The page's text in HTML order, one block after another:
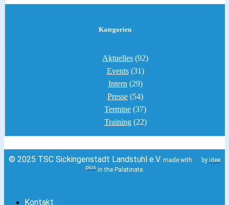
Kategorien
Aktuelles (92)
Events(31)
Intern (29)
Presse (54)
Termine (37)
Training(22)
© 2025 TSC Sickingenstadt Landstuhl e.V. made with by idee
plusin the Palatinate.
Kontakt